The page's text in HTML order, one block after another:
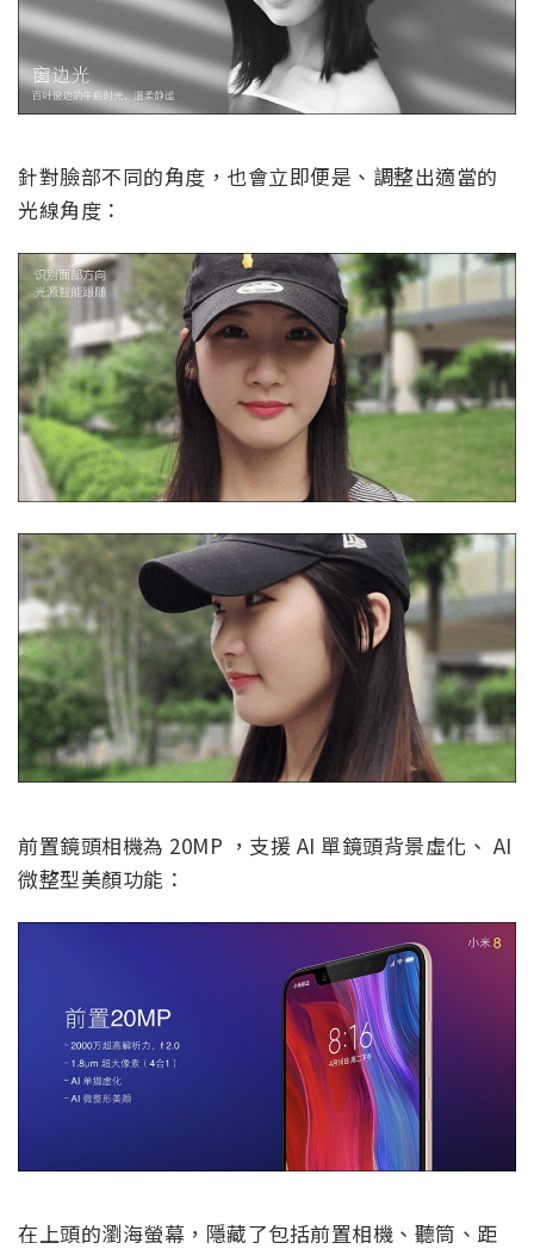
針對臉部不同的角度，也會立即便是、調整出適當的
光線角度：
前置鏡頭相機為 20MP ，支援 AI 單鏡頭背景虛化、 AI
微整型美顏功能：
在上頭的瀏海螢幕，隱藏了包括前置相機、聽筒、距